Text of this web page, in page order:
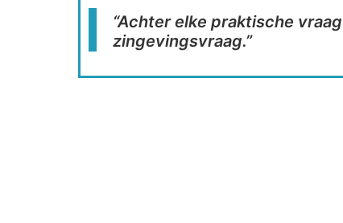
“Achter elke praktische
zingevingsvraag.”